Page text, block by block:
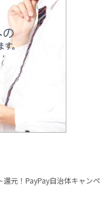
還元！PayPay自治体キャンペ